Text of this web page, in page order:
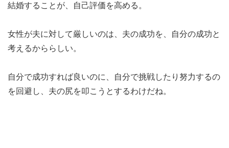
結婚することが、自己評価を高める。
女性が夫に対して厳しいのは、夫の成功を、自分の成功と
考えるかららしい。
自分で成功すれば良いのに、自分で挑戦したり努力するの
を回避し、夫の尻を叩こうとするわけだね。